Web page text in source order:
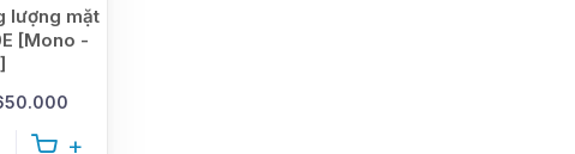
lượng mặt
[Mono -